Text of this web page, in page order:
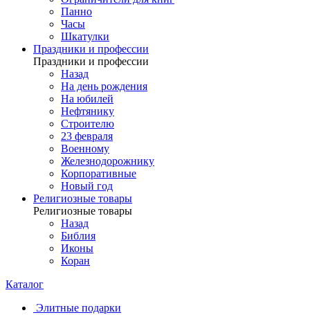
Панно
Часы
Шкатулки
Праздники и профессии
Праздники и профессии
Назад
На день рождения
На юбилей
Нефтянику
Строителю
23 февраля
Военному
Железнодорожнику
Корпоративные
Новый год
Религиозные товары
Религиозные товары
Назад
Библия
Иконы
Коран
Каталог
Элитные подарки